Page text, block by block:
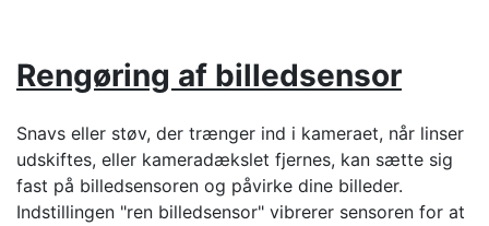
Rengøring af billedsensor
Snavs eller støv, der trænger ind i kameraet, når linser
udskiftes, eller kameradækslet fjernes, kan sætte sig
fast på billedsensoren og påvirke dine billeder.
Indstillingen "ren billedsensor" vibrerer sensoren for at